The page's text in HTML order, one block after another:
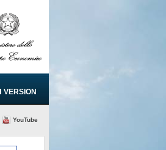
YouTube